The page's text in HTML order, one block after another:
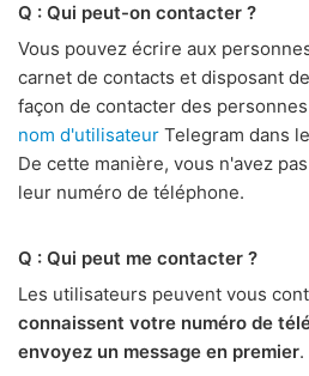
Q : Qui peut-on contacter ?
Vous pouvez écrire aux
carnet de contacts et disposant
façon de contacter des
nom d'utilisateur Telegram dans
De cette manière, vous n'avez
leur numéro de téléphone.
Q : Qui peut me contacter ?
Les utilisateurs peuvent vous
connaissent votre numéro de
envoyez un message en premier.